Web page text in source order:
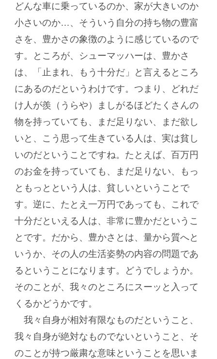
どんな車に乗っているのか、家が大きいのか
小さいのか…、そういう自分の持ち物の豊富
さを、豊かさの象徴のように感じているので
す。ところが、シューマッハーは、豊かさ
は、「止まれ、もう十分だ」と言えるところ
にあるのだというわけです。つまり、どれだ
け人が羨（うらや）ましがるほどたくさんの
物を持っていても、まだ足りない、まだ欲し
いと、こう思って生きている人は、実は貧し
いのだということですね。たとえば、百万円
のお金を持っていても、まだ足りない、もっ
ともっとという人は、貧しいということで
す。逆に、たとえ一万円であっても、これで
十分だといえる人は、非常に豊かだというこ
とです。だから、豊かさとは、量から質へと
いうか、その人の生活姿勢の内容の問題であ
るということになります。どうでしょうか。
そのことが、我々のところにスーッと入って
くるかどうかです。
我々自身が相対有限なものだということ、
我々自身が絶対なものでないということ、そ
のことが持つ厳粛な意味ということを思いま